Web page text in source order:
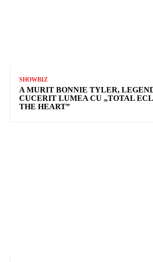
SHOWBIZ
A MURIT BONNIE TYLER,
CUCERIT LUMEA CU „TOTAL
THE HEART”